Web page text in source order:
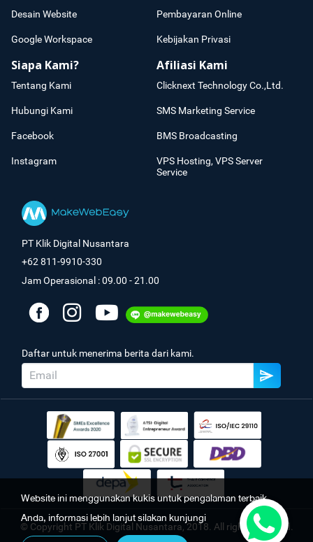
Desain Website
Google Workspace
Pembayaran Online
Kebijakan Privasi
Siapa Kami?
Tentang Kami
Hubungi Kami
Facebook
Instagram
Afiliasi Kami
Clicknext Technology Co.,Ltd.
SMS Marketing Service
BMS Broadcasting
VPS Hosting, VPS Server
Service
PT Klik Digital Nusantara
+62 811-9910-330
Jam Operasional : 09.00 - 21.00
Daftar untuk menerima berita dari kami.
© Copyright PT Klik Digital Nusantara, 2018. All rights reserved.
Website ini menggunakan kukis untuk pengalaman terbaik
Anda, informasi lebih lanjut silakan kunjungi